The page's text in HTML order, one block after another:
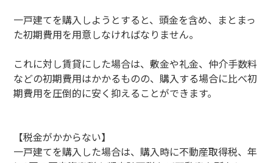
一戸建てを購入しようとすると、頭金を含め、まとまっ
た初期費用を用意しなければなりません。
これに対し賃貸にした場合は、敷金や礼金、仲介手数料
などの初期費用はかかるものの、購入する場合に比べ初
期費用を圧倒的に安く抑えることができます。
【税金がかからない】
一戸建てを購入した場合は、購入時に不動産取得税、年